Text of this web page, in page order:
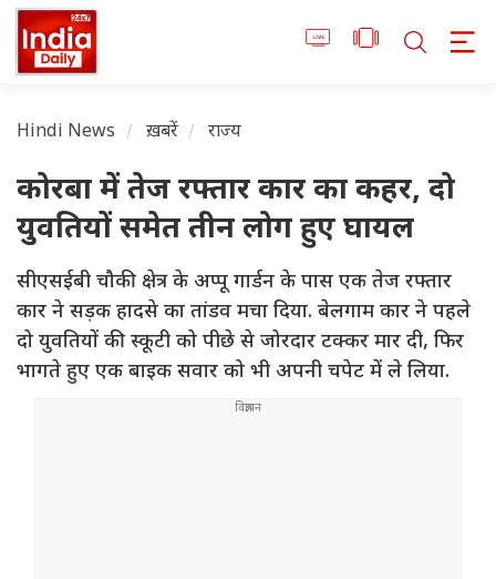
Hindi News ख़बरें राज्य
कोरबा में तेज रफ्तार कार का कहर, दो
युवतियों समेत तीन लोग हुए घायल
सीएसईबी चौकी क्षेत्र के अप्पू गार्डन के पास एक तेज रफ्तार
कार ने सड़क हादसे का तांडव मचा दिया. बेलगाम कार ने पहले
दो युवतियों की स्कूटी को पीछे से जोरदार टक्कर मार दी, फिर
भागते हुए एक बाइक सवार को भी अपनी चपेट में ले लिया.